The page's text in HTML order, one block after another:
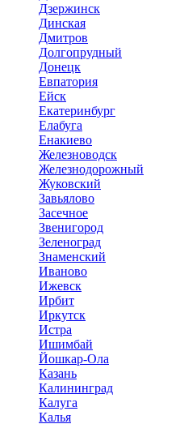
Дзержинск
Динская
Дмитров
Долгопрудный
Донецк
Евпатория
Ейск
Екатеринбург
Елабуга
Енакиево
Железноводск
Железнодорожный
Жуковский
Завьялово
Засечное
Звенигород
Зеленоград
Знаменский
Иваново
Ижевск
Ирбит
Иркутск
Истра
Ишимбай
Йошкар-Ола
Казань
Калининград
Калуга
Калья